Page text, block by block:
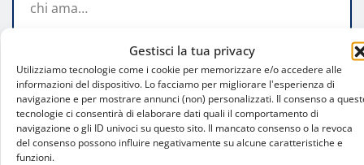
Gestisci la tua privacy
Utilizziamo tecnologie come i cookie per memorizzare e/o accedere alle
informazioni del dispositivo. Lo facciamo per migliorare l'esperienza di
navigazione e per mostrare annunci (non) personalizzati. Il consenso a
tecnologie ci consentirà di elaborare dati quali il comportamento di
navigazione o gli ID univoci su questo sito. Il mancato consenso o la revoca
del consenso possono influire negativamente su alcune caratteristiche e
funzioni.
chi ama…